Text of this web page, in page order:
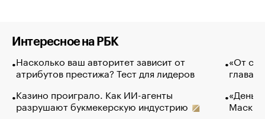
Интересное на РБК
Насколько ваш авторитет зависит от
атрибутов престижа? Тест для лидеров
Казино проиграло. Как ИИ-агенты
разрушают букмекерскую индустрию
«От
глава
Маск в